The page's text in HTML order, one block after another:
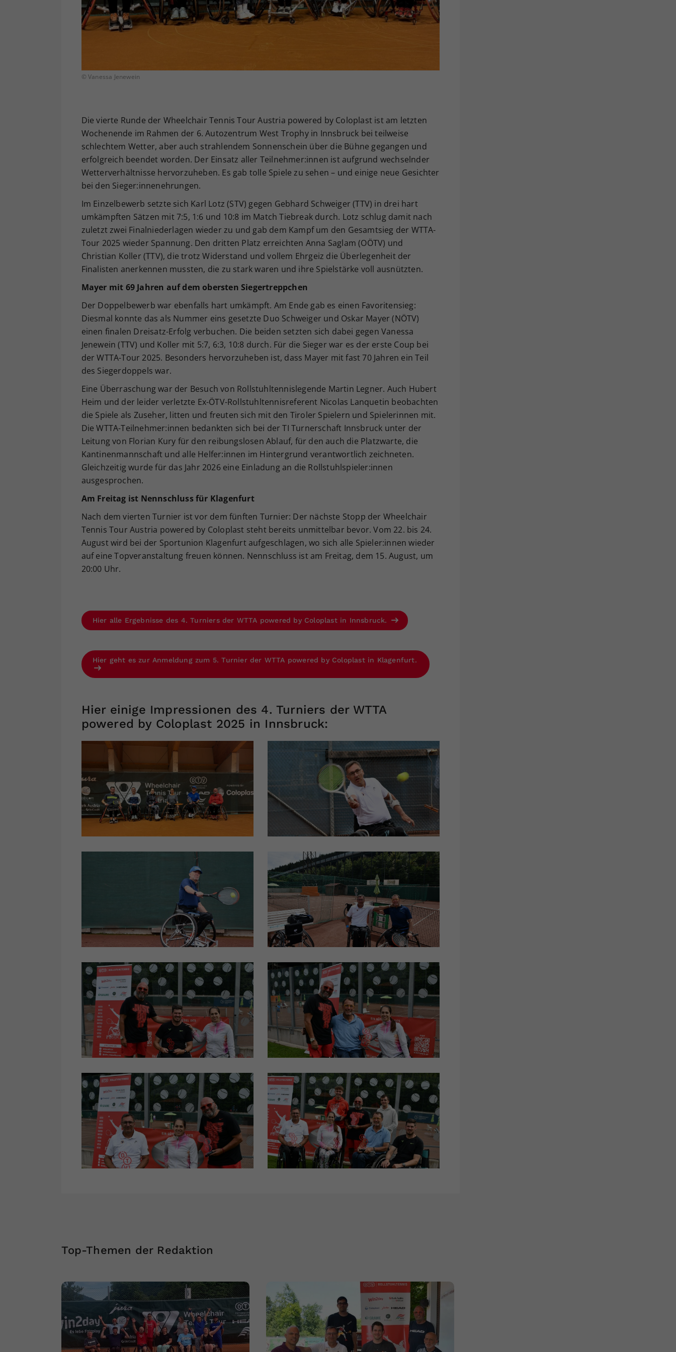
© Vanessa Jenewein
Die vierte Runde der Wheelchair Tennis Tour Austria powered by Coloplast ist am letzten
Wochenende im Rahmen der 6. Autozentrum West Trophy in Innsbruck bei teilweise
schlechtem Wetter, aber auch strahlendem Sonnenschein über die Bühne gegangen und
erfolgreich beendet worden. Der Einsatz aller Teilnehmer:innen ist aufgrund wechselnder
Wetterverhältnisse hervorzuheben. Es gab tolle Spiele zu sehen – und einige neue Gesichter
bei den Sieger:innenehrungen.
Im Einzelbewerb setzte sich Karl Lotz (STV) gegen Gebhard Schweiger (TTV) in drei hart
umkämpften Sätzen mit 7:5, 1:6 und 10:8 im Match Tiebreak durch. Lotz schlug damit nach
zuletzt zwei Finalniederlagen wieder zu und gab dem Kampf um den Gesamtsieg der WTTA-
Tour 2025 wieder Spannung. Den dritten Platz erreichten Anna Saglam (OÖTV) und
Christian Koller (TTV), die trotz Widerstand und vollem Ehrgeiz die Überlegenheit der
Finalisten anerkennen mussten, die zu stark waren und ihre Spielstärke voll ausnützten.
Mayer mit 69 Jahren auf dem obersten Siegertreppchen
Der Doppelbewerb war ebenfalls hart umkämpft. Am Ende gab es einen Favoritensieg:
Diesmal konnte das als Nummer eins gesetzte Duo Schweiger und Oskar Mayer (NÖTV)
einen finalen Dreisatz-Erfolg verbuchen. Die beiden setzten sich dabei gegen Vanessa
Jenewein (TTV) und Koller mit 5:7, 6:3, 10:8 durch. Für die Sieger war es der erste Coup bei
der WTTA-Tour 2025. Besonders hervorzuheben ist, dass Mayer mit fast 70 Jahren ein Teil
des Siegerdoppels war.
Eine Überraschung war der Besuch von Rollstuhltennislegende Martin Legner. Auch Hubert
Heim und der leider verletzte Ex-ÖTV-Rollstuhltennisreferent Nicolas Lanquetin beobachten
die Spiele als Zuseher, litten und freuten sich mit den Tiroler Spielern und Spielerinnen mit.
Die WTTA-Teilnehmer:innen bedankten sich bei der TI Turnerschaft Innsbruck unter der
Leitung von Florian Kury für den reibungslosen Ablauf, für den auch die Platzwarte, die
Kantinenmannschaft und alle Helfer:innen im Hintergrund verantwortlich zeichneten.
Gleichzeitig wurde für das Jahr 2026 eine Einladung an die Rollstuhlspieler:innen
ausgesprochen.
Am Freitag ist Nennschluss für Klagenfurt
Nach dem vierten Turnier ist vor dem fünften Turnier: Der nächste Stopp der Wheelchair
Tennis Tour Austria powered by Coloplast steht bereits unmittelbar bevor. Vom 22. bis 24.
August wird bei der Sportunion Klagenfurt aufgeschlagen, wo sich alle Spieler:innen wieder
auf eine Topveranstaltung freuen können. Nennschluss ist am Freitag, dem 15. August, um
20:00 Uhr.
Hier alle Ergebnisse des 4. Turniers der WTTA powered by Coloplast in Innsbruck.
Hier geht es zur Anmeldung zum 5. Turnier der WTTA powered by Coloplast in Klagenfurt.
Hier einige Impressionen des 4. Turniers der WTTA
powered by Coloplast 2025 in Innsbruck:
Top-Themen der Redaktion
Ihrer vorgenommen Einstellungen, falls der
Webseiten-Betreiber dies eingestellt hat.